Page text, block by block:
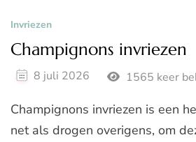
Invriezen
Champignons invriezen
8 juli 2026 1565 keer
Champignons invriezen is een
net als drogen overigens, om